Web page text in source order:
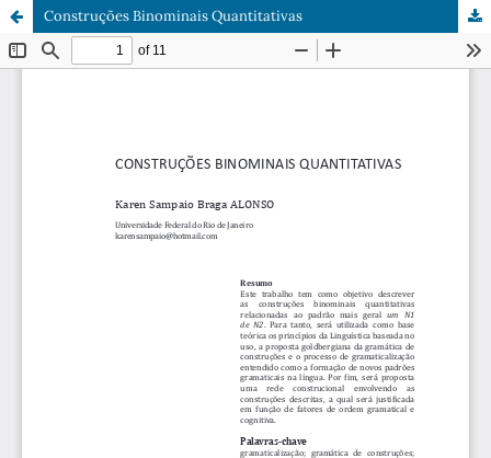
Construções Binominais Quantitativas